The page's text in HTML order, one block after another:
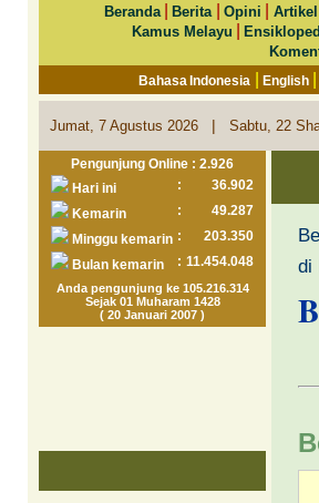
Beranda|Berita Opini Artikel
Kamus Melayu
|
Bahasa Indonesia |English
Jumat, 7 Agustus 2026 | Sabtu, 22
Pengunjung Online : 2.926
Hari ini
:
36.902
Kemarin
:
49.287
Minggu kemarin :
203.350
Bulan kemarin
: 11.454.048
Anda pengunjung ke 105.216.314
Sejak 01 Muharam 1428
( 20 Januari 2007 )
di